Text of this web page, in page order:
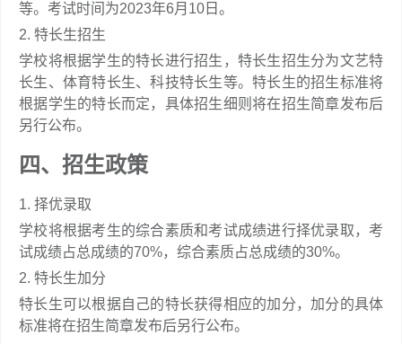
等。考试时间为2023年6月10日。
2. 特长生招生
学校将根据学生的特长进行招生，特长生招生分为文艺特
长生、体育特长生、科技特长生等。特长生的招生标准将
根据学生的特长而定，具体招生细则将在招生简章发布后
另行公布。
四、招生政策
1. 择优录取
学校将根据考生的综合素质和考试成绩进行择优录取，考
试成绩占总成绩的70%，综合素质占总成绩的30%。
2. 特长生加分
特长生可以根据自己的特长获得相应的加分，加分的具体
标准将在招生简章发布后另行公布。